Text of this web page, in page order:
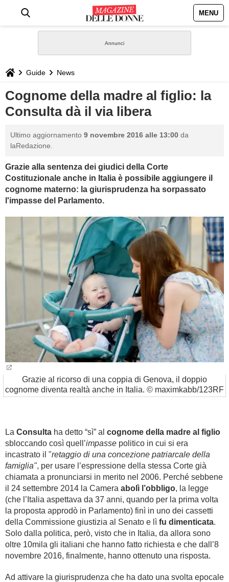
MENU
STILE
BIOGRAFIE
DEFINIZIONI
GASTRONOMIA
CAPELLI
DIETA
FORUM
Guide News
Cognome della madre al figlio: la
Consulta dà il via libera
Ultimo aggiornamento 9 novembre 2016 alle 13:00 da
laRedazione.
Grazie alla sentenza dei giudici della Corte
Costituzionale anche in Italia è possibile aggiungere il
cognome materno: la giurisprudenza ha sorpassato
l'impasse del Parlamento.
Grazie al ricorso di una coppia di Genova, il doppio
cognome diventa realtà anche in Italia. © maximkabb/123RF
La Consulta ha detto “sì” al cognome della madre al figlio
sbloccando così quell’impasse politico in cui si era
incastrato il "retaggio di una concezione patriarcale della
famiglia", per usare l’espressione della stessa Corte già
chiamata a pronunciarsi in merito nel 2006. Perché sebbene
il 24 settembre 2014 la Camera abolì l’obbligo, la legge
(che l’Italia aspettava da 37 anni, quando per la prima volta
la proposta approdò in Parlamento) finì in uno dei cassetti
della Commissione giustizia al Senato e lì fu dimenticata.
Solo dalla politica, però, visto che in Italia, da allora sono
oltre 10mila gli italiani che hanno fatto richiesta e che dall’8
novembre 2016, finalmente, hanno ottenuto una risposta.
Ad attivare la giurisprudenza che ha dato una svolta epocale